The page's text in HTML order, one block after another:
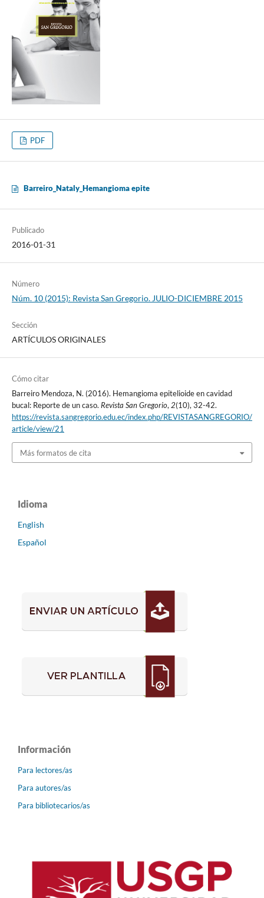
PDF
Barreiro_Nataly_Hemangioma epite
Publicado
2016-01-31
Número
Núm. 10 (2015): Revista San Gregorio. JULIO-DICIEMBRE 2015
Sección
ARTÍCULOS ORIGINALES
Cómo citar
Barreiro Mendoza, N. (2016). Hemangioma epitelioide en cavidad
bucal: Reporte de un caso. Revista San Gregorio,2(10), 32-42.
https://revista.sangregorio.edu.ec/index.php/REVISTASANGREGORIO/
article/view/21
Más formatos de cita
Idioma
English
Español
Información
Para lectores/as
Para autores/as
Para bibliotecarios/as